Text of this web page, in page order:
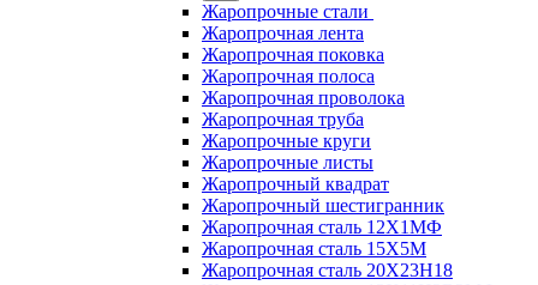
Жаропрочные стали
Жаропрочная лента
Жаропрочная поковка
Жаропрочная полоса
Жаропрочная проволока
Жаропрочная труба
Жаропрочные круги
Жаропрочные листы
Жаропрочный квадрат
Жаропрочный шестигранник
Жаропрочная сталь 12Х1МФ
Жаропрочная сталь 15Х5М
Жаропрочная сталь 20Х23Н18